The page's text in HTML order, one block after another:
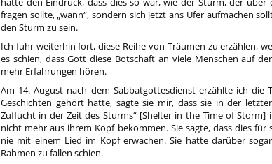
fragen sollte, „wann“, sondern sich jetzt ans Ufer aufmachen
den Sturm zu sein.
Ich fuhr weiterhin fort, diese Reihe von Träumen zu erzählen,
es schien, dass Gott diese Botschaft an viele Menschen auf
mehr Erfahrungen hören.
Am 14. August nach dem Sabbatgottesdienst erzählte ich die
Geschichten gehört hatte, sagte sie mir, dass sie in der
Zuflucht in der Zeit des Sturms“ [Shelter in the Time of
nicht mehr aus ihrem Kopf bekommen. Sie sagte, dass dies
nie mit einem Lied im Kopf erwachen. Sie hatte darüber
Rahmen zu fallen schien.